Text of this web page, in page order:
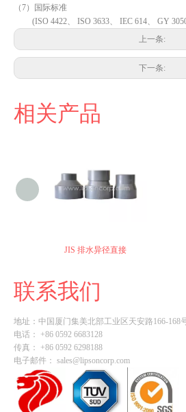
（7）国际标准
(ISO 4422、 ISO 3633、 IEC 614、 GY
上一条:
下一条:
相关产品
JIS 排水异径直接
联系我们
地址： 中国厦门集美北部工业区天安路166-168
电话： +86 0592 6683128
传真： +86 0592 6298188
电子邮件： sales@lipsoncorp.com